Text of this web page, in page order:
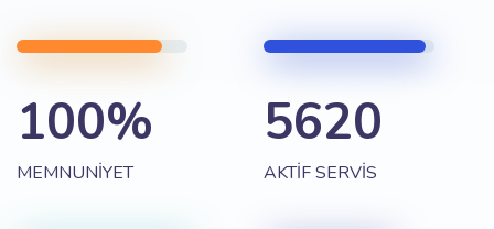
100%
MEMNUNİYET
5620
AKTİF SERVİS